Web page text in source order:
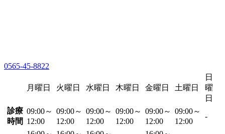
0565-45-8822
月曜日 火曜日 水曜日 木曜日 金曜日 土曜日
日
曜
日
診療
時間
09:00～
12:00
09:00～
12:00
09:00～
12:00
09:00～
12:00
09:00～
12:00
09:00～
12:00
-